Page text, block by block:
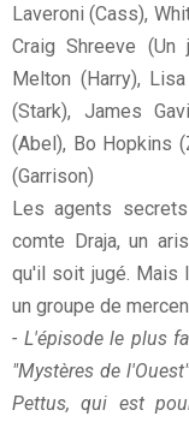
Laveroni (Cass),
Craig Shreeve (Un
Melton (Harry),
(Stark), James
(Abel), Bo Hopkins
(Garrison)
Les agents
comte Draja, un
qu'il soit jugé. Mais
un groupe de
- L'épisode le plus
"Mystères de
Pettus, qui est